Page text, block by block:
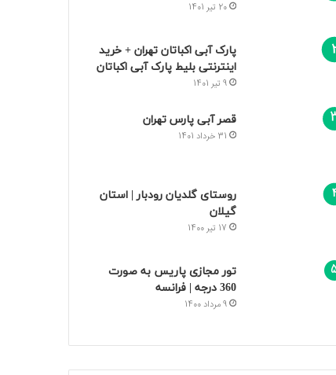
20 تیر 1401
پارک آبی اکباتان تهران + خرید
اینترنتی بلیط پارک آبی اکباتان
9 تیر 1401
قصر آبی پارس تهران
31 خرداد 1401
روستای گلدیان رودبار | استان
گیلان
17 تیر 1400
تور مجازی پاریس به صورت
360 درجه | فرانسه
9 مرداد 1400